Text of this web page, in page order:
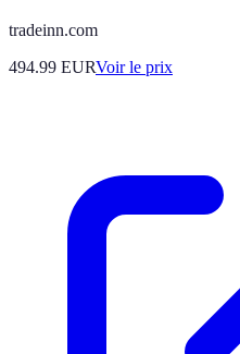
tradeinn.com
494.99 EURVoir le prix